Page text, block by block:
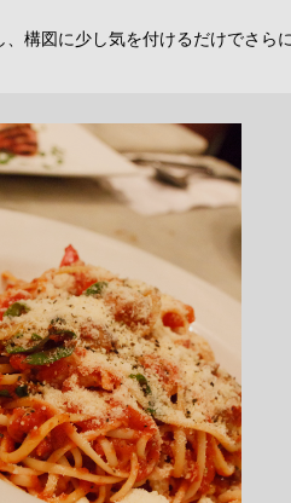
構図に少し気を付けるだけでさら